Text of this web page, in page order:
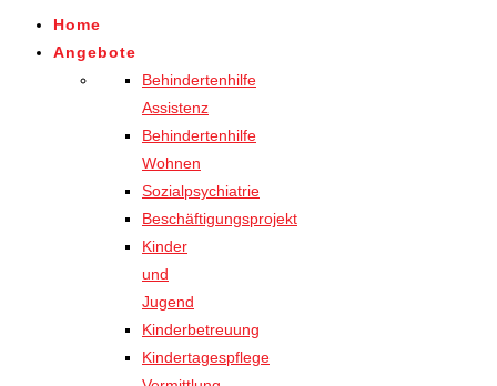
Home
Angebote
Behindertenhilfe
Assistenz
Behindertenhilfe
Wohnen
Sozialpsychiatrie
Beschäftigungsprojekt
Kinder
und
Jugend
Kinderbetreuung
Kindertagespflege